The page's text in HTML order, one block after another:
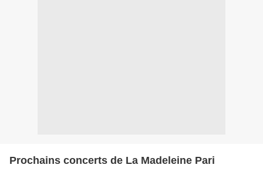
Prochains concerts de La Madeleine Pari